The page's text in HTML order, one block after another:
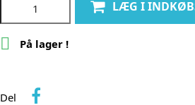
LÆG I
 På lager !
Del